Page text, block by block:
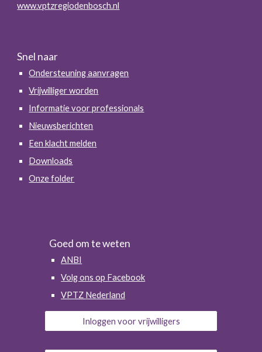
www.vptzregiodenbosch.nl
Snel naar
Ondersteuning aanvragen
Vrijwilliger worden
Informatie voor professionals
Nieuwsberichten
Een klacht melden
Downloads
Onze folder
Goed om te weten
ANBI
Volg ons op Facebook
VPTZ Nederland
Inloggen voor vrijwilligers